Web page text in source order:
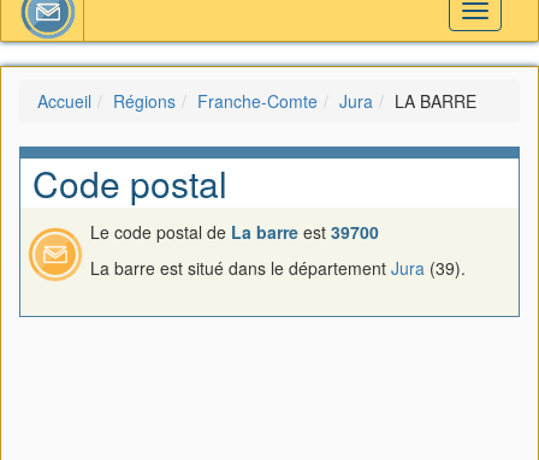
Toggle
Accueil Régions Franche-Comte Jura LA BARRE
Code postal
Le code postal de La barre est 39700
La barre est situé dans le département Jura (39).